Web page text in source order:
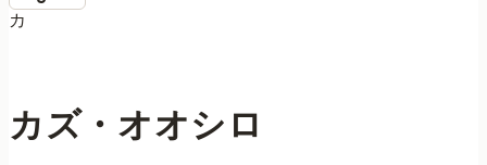
カ
カズ・オオシロ